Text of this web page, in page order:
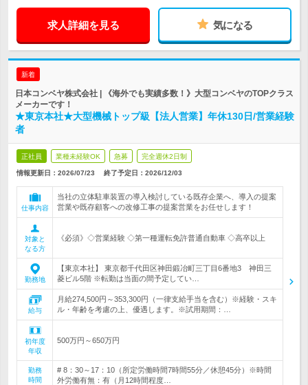
求人詳細を見る 気になる
新着
日本コンベヤ株式会社 | 《海外でも実績多数！》大型コンベヤのTOPクラス
メーカーです！
★東京本社★大型機械トップ級【法人営業】年休130日/営業経験
者
正社員 業種未経験OK 急募 完全週休2日制
情報更新日：2026/07/23 終了予定日： 2026/12/03
仕事内容
当社の立体駐車装置の導入検討している既存企業へ、導入の提案
営業や既存顧客への改修工事の提案営業をお任せします！
対象と
なる方
《必須》◇営業経験 ◇第一種運転免許普通自動車 ◇高卒以上
勤務地
【東京本社】 東京都千代田区神田鍛冶町三丁目6番地3 神田三
菱ビル5階 ※転勤は当面の間予定してい…
給与
月給274,500円～353,300円（一律支給手当を含む）※経験・スキ
ル・年齢を考慮の上、優遇します。※試用期間：…
初年度
年収
500万円～650万円
勤務
時間
# 8：30～17：10（所定労働時間7時間55分／休憩45分）※時間
外労働有無：有（月12時間程度…